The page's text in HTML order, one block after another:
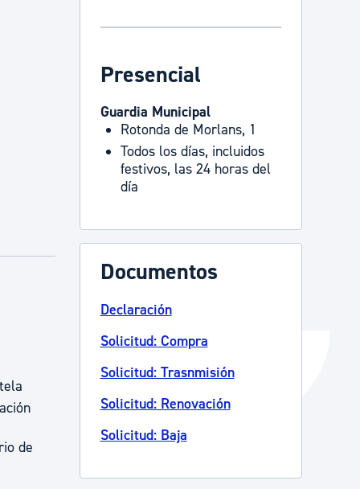
Catálogo de trámites
Ayuda a la tramitación
de
Presencial
Guardia Municipal
Rotonda de Morlans, 1
Todos los días, incluidos
festivos, las 24 horas del
día
Documentos
Declaración
Solicitud: Compra
Solicitud: Trasnmisión
Solicitud: Renovación
Solicitud: Baja